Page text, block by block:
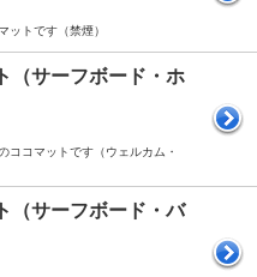
ットです（禁煙）
（サーフボード・ホ
ココマットです（ウェルカム・
（サーフボード・バ